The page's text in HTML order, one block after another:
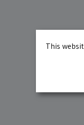
This